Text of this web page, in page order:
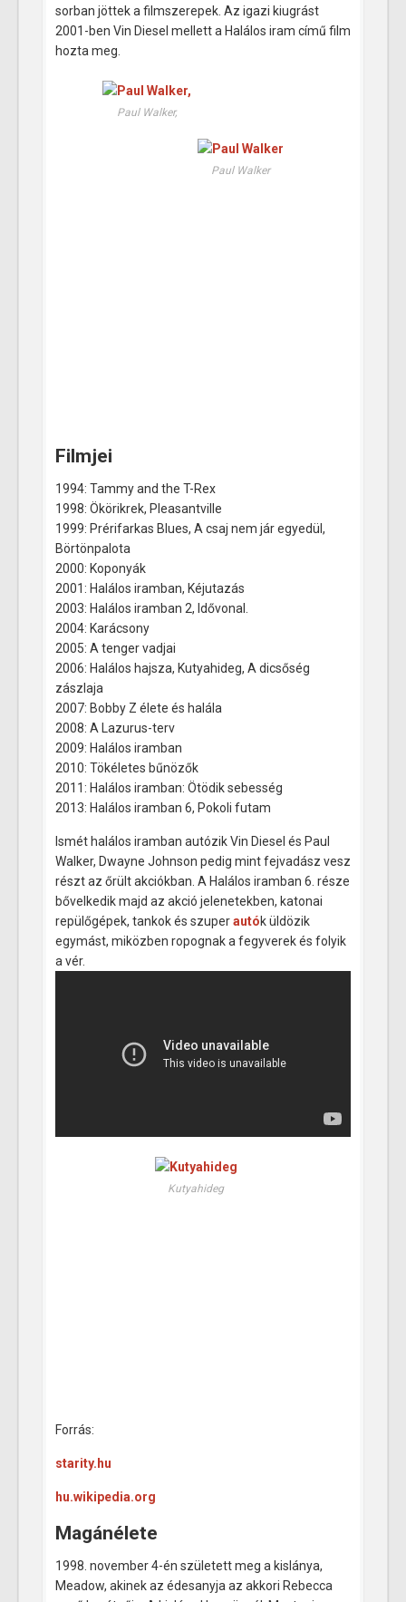
sorban jöttek a filmszerepek. Az igazi kiugrást
2001-ben Vin Diesel mellett a Halálos iram című film
hozta meg.
Paul Walker,
Paul Walker
Filmjei
1994: Tammy and the T-Rex
1998: Ökörikrek, Pleasantville
1999: Prérifarkas Blues, A csaj nem jár egyedül,
Börtönpalota
2000: Koponyák
2001: Halálos iramban, Kéjutazás
2003: Halálos iramban 2, Idővonal.
2004: Karácsony
2005: A tenger vadjai
2006: Halálos hajsza, Kutyahideg, A dicsőség
zászlaja
2007: Bobby Z élete és halála
2008: A Lazurus-terv
2009: Halálos iramban
2010: Tökéletes bűnözők
2011: Halálos iramban: Ötödik sebesség
2013: Halálos iramban 6, Pokoli futam
Ismét halálos iramban autózik Vin Diesel és Paul
Walker, Dwayne Johnson pedig mint fejvadász vesz
részt az őrült akciókban. A Halálos iramban 6. része
bővelkedik majd az akció jelenetekben, katonai
repülőgépek, tankok és szuperautók üldözik
egymást, miközben ropognak a fegyverek és folyik
a vér.
Kutyahideg
Forrás:
starity.hu
hu.wikipedia.org
Magánélete
1998. november 4-én született meg a kislánya,
Meadow, akinek az édesanyja az akkori Rebecca